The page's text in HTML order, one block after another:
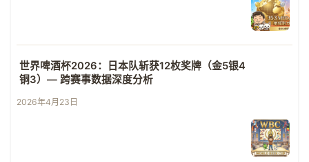
世界啤酒杯2026：日本队斩获12枚奖牌（金5银4
铜3）— 跨赛事数据深度分析
2026年4月23日